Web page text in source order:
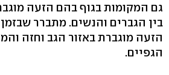
גם המקומות בגוף בהם הזעה
בין הגברים והנשים. מתברר
הזעה מוגברת באזור הגב וחזה
הגפיים.